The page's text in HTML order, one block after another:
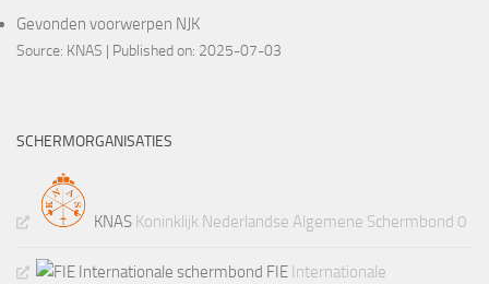
Gevonden voorwerpen NJK
Source: KNAS Published on: 2025-07-03
SCHERMORGANISATIES
KNAS Koninklijk Nederlandse Algemene Schermbond 0
FIE Internationale